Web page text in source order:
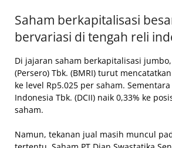
Saham berkapitalisasi
bervariasi di tengah reli
Di jajaran saham berkapitalisasi
(Persero) Tbk. (BMRI) turut
ke level Rp5.025 per saham.
Indonesia Tbk. (DCII) naik 0,33% ke
saham.
Namun, tekanan jual masih muncul